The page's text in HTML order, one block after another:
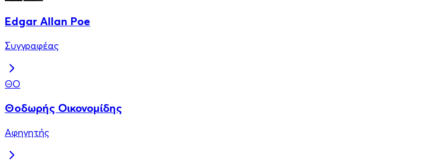
Edgar Allan Poe
Συγγραφέας
ΘΟ
Θοδωρής Οικονομίδης
Αφηγητής